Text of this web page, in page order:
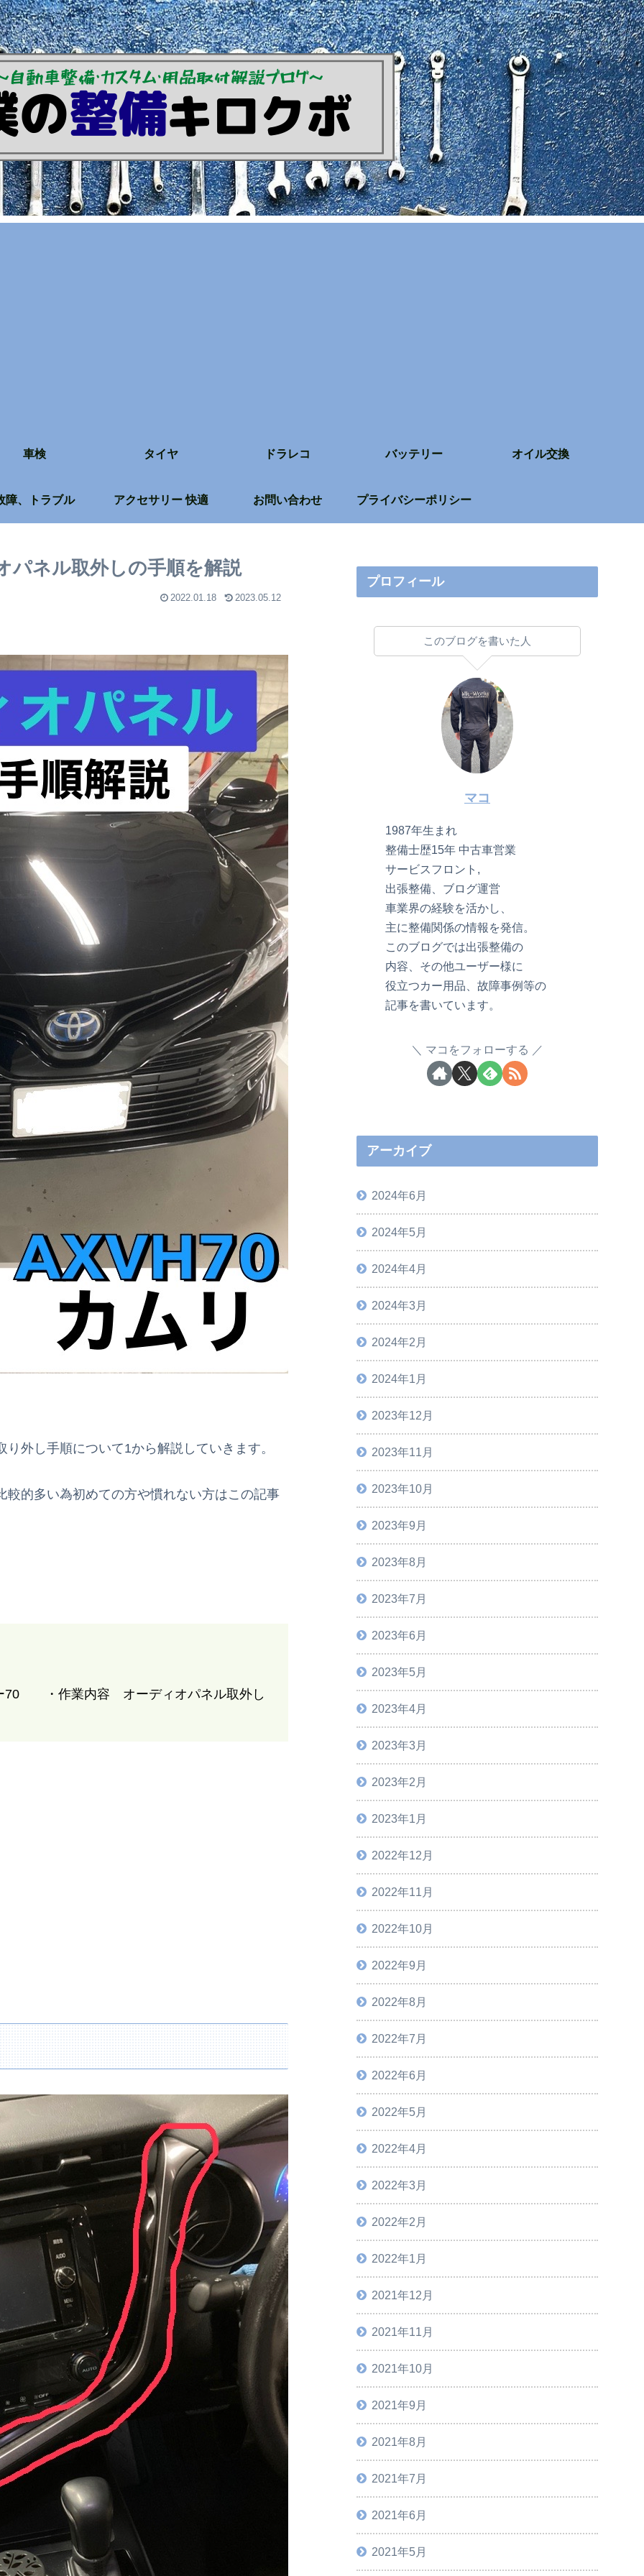
車検 タイヤ ドラレコ バッテリー オイル交換
障、トラブル アクセサリー 快適 お問い合わせ プライバシーポリシー
パネル取外しの手順を解説
2022.01.18 2023.05.12
外し手順について1から解説していきます。
的多い為初めての方や慣れない方はこの記事
・作業内容 オーディオパネル取外し
プロフィール
このブログを書いた人
マコ
1987年生まれ
整備士歴15年 中古車営業
サービスフロント,
出張整備、ブログ運営
車業界の経験を活かし、
主に整備関係の情報を発信。
このブログでは出張整備の
内容、その他ユーザー様に
役立つカー用品、故障事例等の
記事を書いています。
マコをフォローする
アーカイブ
2024年6月
2024年5月
2024年4月
2024年3月
2024年2月
2024年1月
2023年12月
2023年11月
2023年10月
2023年9月
2023年8月
2023年7月
2023年6月
2023年5月
2023年4月
2023年3月
2023年2月
2023年1月
2022年12月
2022年11月
2022年10月
2022年9月
2022年8月
2022年7月
2022年6月
2022年5月
2022年4月
2022年3月
2022年2月
2022年1月
2021年12月
2021年11月
2021年10月
2021年9月
2021年8月
2021年7月
2021年6月
2021年5月